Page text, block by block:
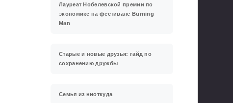
Лауреат Нобелевской премии по
экономике на фестивале Burning
Man
Старые и новые друзья: гайд по
сохранению дружбы
Семья из ниоткуда